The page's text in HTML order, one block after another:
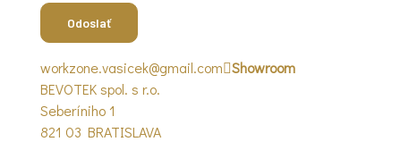
workzone.vasicek@gmail.com Showroom
BEVOTEK spol. s r.o.
Seberíniho 1
821 03 BRATISLAVA